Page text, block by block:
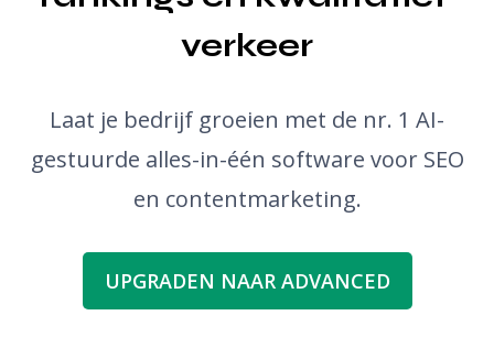
verkeer
Laat je bedrijf groeien met de nr. 1 AI-
gestuurde alles-in-één software voor SEO
en contentmarketing.
UPGRADEN NAAR ADVANCED